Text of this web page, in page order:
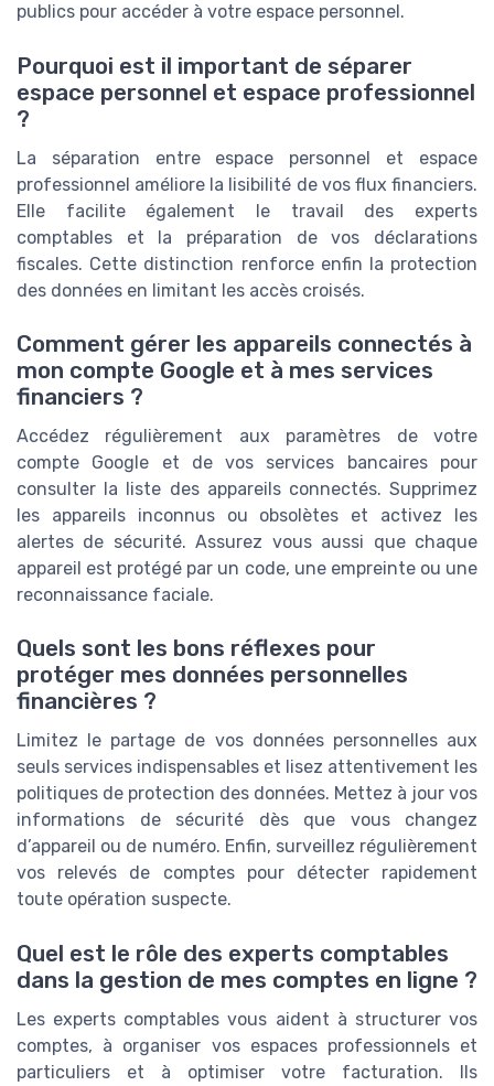
publics pour accéder à votre espace personnel.
Pourquoi est il important de séparer
espace personnel et espace professionnel
?
La séparation entre espace personnel et espace
professionnel améliore la lisibilité de vos flux financiers.
Elle facilite également le travail des experts
comptables et la préparation de vos déclarations
fiscales. Cette distinction renforce enfin la protection
des données en limitant les accès croisés.
Comment gérer les appareils connectés à
mon compte Google et à mes services
financiers ?
Accédez régulièrement aux paramètres de votre
compte Google et de vos services bancaires pour
consulter la liste des appareils connectés. Supprimez
les appareils inconnus ou obsolètes et activez les
alertes de sécurité. Assurez vous aussi que chaque
appareil est protégé par un code, une empreinte ou une
reconnaissance faciale.
Quels sont les bons réflexes pour
protéger mes données personnelles
financières ?
Limitez le partage de vos données personnelles aux
seuls services indispensables et lisez attentivement les
politiques de protection des données. Mettez à jour vos
informations de sécurité dès que vous changez
d’appareil ou de numéro. Enfin, surveillez régulièrement
vos relevés de comptes pour détecter rapidement
toute opération suspecte.
Quel est le rôle des experts comptables
dans la gestion de mes comptes en ligne ?
Les experts comptables vous aident à structurer vos
comptes, à organiser vos espaces professionnels et
particuliers et à optimiser votre facturation. Ils